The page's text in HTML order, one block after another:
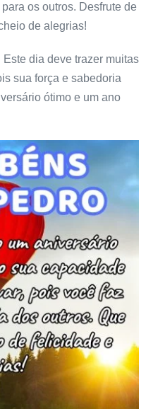
os outros. Desfrute de
de alegrias!
dia deve trazer muitas
sua força e sabedoria
ótimo e um ano